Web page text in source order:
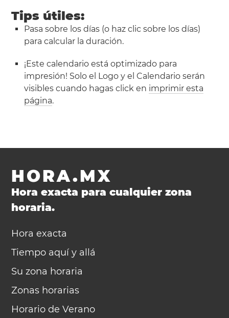
Tips útiles:
Pasa sobre los días (o haz clic sobre los días)
para calcular la duración.
¡Este calendario está optimizado para
impresión! Solo el Logo y el Calendario serán
visibles cuando hagas click en imprimir esta
página.
HORA.MX
Hora exacta para cualquier zona
horaria.
Hora exacta
Tiempo aquí y allá
Su zona horaria
Zonas horarias
Horario de Verano